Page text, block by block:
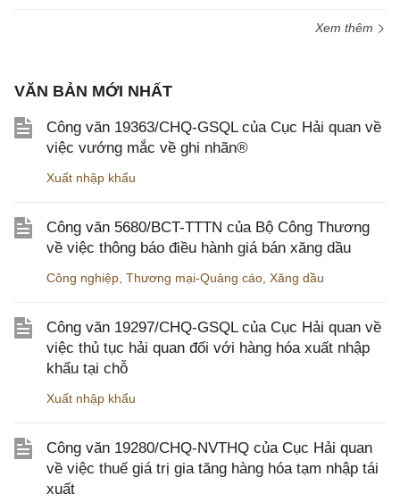
Xem thêm
VĂN BẢN MỚI NHẤT
Công văn 19363/CHQ-GSQL của Cục Hải quan về
việc vướng mắc về ghi nhãn®
Xuất nhập khẩu
Công văn 5680/BCT-TTTN của Bộ Công Thương
về việc thông báo điều hành giá bán xăng dầu
Công nghiệp Thương mại-Quảng cáo Xăng dầu
Công văn 19297/CHQ-GSQL của Cục Hải quan về
việc thủ tục hải quan đối với hàng hóa xuất nhập
khẩu tại chỗ
Xuất nhập khẩu
Công văn 19280/CHQ-NVTHQ của Cục Hải quan
về việc thuế giá trị gia tăng hàng hóa tạm nhập tái
xuất